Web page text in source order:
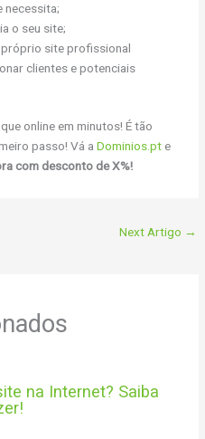
necessita;
o seu site;
site profissional
clientes e potenciais
online em minutos! É tão
passo! Vá a Dominios.pt e
com desconto de X%!
Next Artigo →
na Internet? Saiba